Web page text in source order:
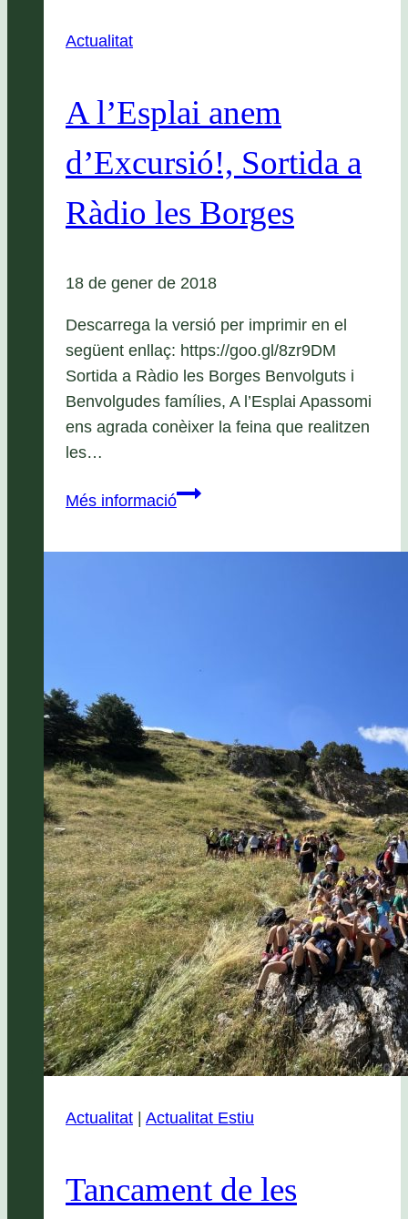
Actualitat
A l’Esplai anem
d’Excursió!, Sortida a
Ràdio les Borges
18 de gener de 2018
Descarrega la versió per imprimir en el
següent enllaç: https://goo.gl/8zr9DM
Sortida a Ràdio les Borges Benvolguts i
Benvolgudes famílies, A l’Esplai Apassomi
ens agrada conèixer la feina que realitzen
les…
Més informacióA
Actualitat Actualitat Estiu
Tancament de les